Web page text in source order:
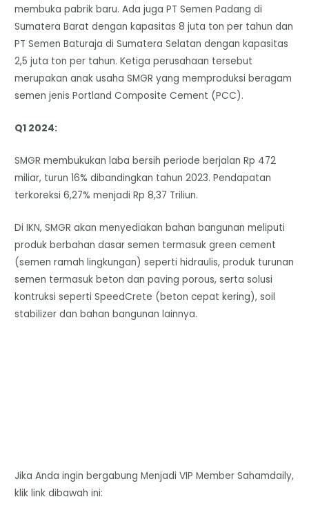
membuka pabrik baru. Ada juga PT Semen Padang di
Sumatera Barat dengan kapasitas 8 juta ton per tahun dan
PT Semen Baturaja di Sumatera Selatan dengan kapasitas
2,5 juta ton per tahun. Ketiga perusahaan tersebut
merupakan anak usaha SMGR yang memproduksi beragam
semen jenis Portland Composite Cement (PCC).
Q1 2024:
SMGR membukukan laba bersih periode berjalan Rp 472
miliar, turun 16% dibandingkan tahun 2023. Pendapatan
terkoreksi 6,27% menjadi Rp 8,37 Triliun.
Di IKN, SMGR akan menyediakan bahan bangunan meliputi
produk berbahan dasar semen termasuk green cement
(semen ramah lingkungan) seperti hidraulis, produk turunan
semen termasuk beton dan paving porous, serta solusi
kontruksi seperti SpeedCrete (beton cepat kering), soil
stabilizer dan bahan bangunan lainnya.
Jika Anda ingin bergabung Menjadi VIP Member Sahamdaily,
klik link dibawah ini: